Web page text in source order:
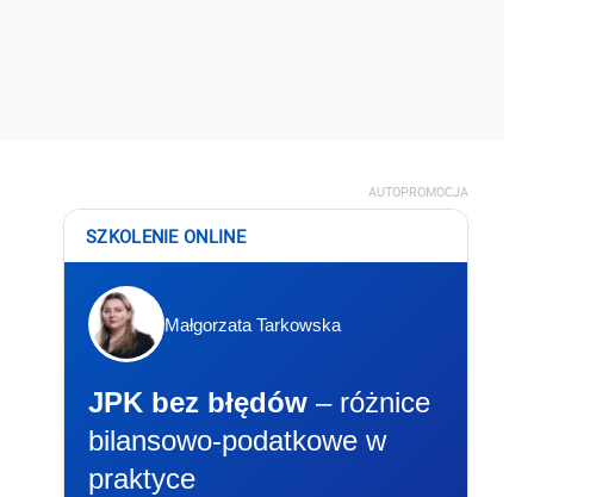
AUTOPROMOCJA
SZKOLENIE ONLINE
Małgorzata Tarkowska
JPK bez błędów – różnice
bilansowo-podatkowe w
praktyce